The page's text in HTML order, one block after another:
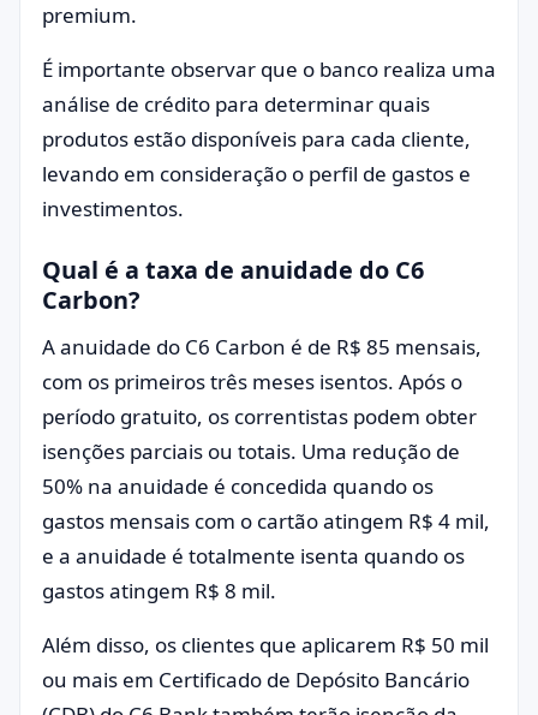
premium.
É importante observar que o banco realiza uma
análise de crédito para determinar quais
produtos estão disponíveis para cada cliente,
levando em consideração o perfil de gastos e
investimentos.
Qual é a taxa de anuidade do C6
Carbon?
A anuidade do C6 Carbon é de R$ 85 mensais,
com os primeiros três meses isentos. Após o
período gratuito, os correntistas podem obter
isenções parciais ou totais. Uma redução de
50% na anuidade é concedida quando os
gastos mensais com o cartão atingem R$ 4 mil,
e a anuidade é totalmente isenta quando os
gastos atingem R$ 8 mil.
Além disso, os clientes que aplicarem R$ 50 mil
ou mais em Certificado de Depósito Bancário